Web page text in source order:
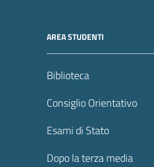
AREA STUDENTI
Biblioteca
Consiglio Orientativo
Esami di Stato
Dopo la terza media